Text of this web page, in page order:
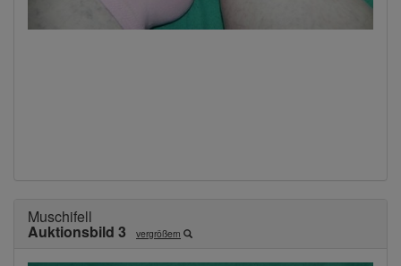
Muschifell
Auktionsbild 3 vergrößern